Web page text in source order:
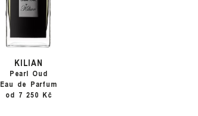
KILIAN
Pearl Oud
Eau de Parfum
od 7 250 Kč